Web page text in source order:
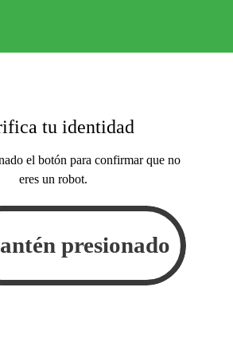
tu identidad
el botón para confirmar que no
eres un robot.